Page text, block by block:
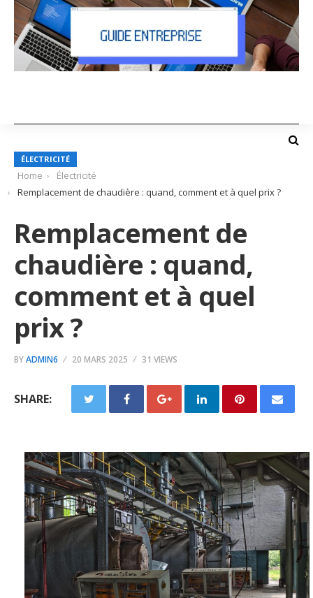
ÉLECTRICITÉ
Home
Électricité
Remplacement de chaudière : quand, comment et à quel prix ?
Remplacement de
chaudière : quand,
comment et à quel
prix ?
BYADMIN6 20 MARS 2025 31 VIEWS
SHARE: